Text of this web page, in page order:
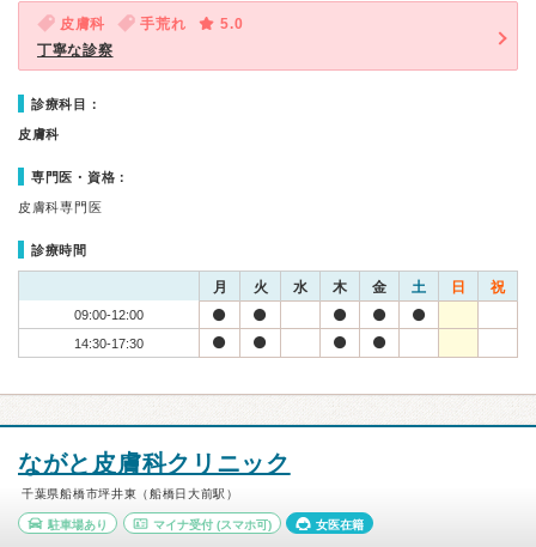
皮膚科 手荒れ
5.0
丁寧な診察
診療科目：
皮膚科
専門医・資格：
皮膚科専門医
診療時間
月 火 水 木 金 土 日 祝
09:00-12:00
14:30-17:30
ながと皮膚科クリニック
千葉県船橋市坪井東（船橋日大前駅）
駐車場あり マイナ受付(スマホ可) 女医在籍